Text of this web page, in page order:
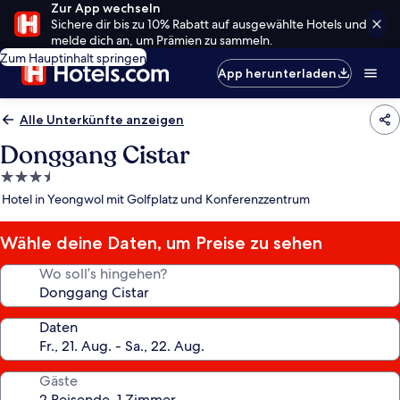
Zur App wechseln
Sichere dir bis zu 10% Rabatt auf ausgewählte Hotels und
melde dich an, um Prämien zu sammeln.
Zum Hauptinhalt springen
App herunterladen
Alle Unterkünfte anzeigen
Donggang Cistar
3.5-
Sterne-
Hotel in Yeongwol mit Golfplatz und Konferenzzentrum
Wähle deine Daten, um Preise zu sehen
Wo soll’s hingehen?
Daten
Gäste